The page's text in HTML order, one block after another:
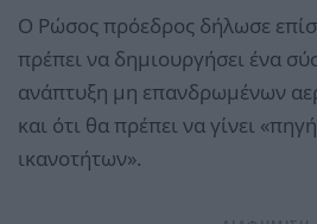
Ο Ρώσος πρόεδρος δήλωσε
πρέπει να δημιουργήσει ένα
ανάπτυξη μη επανδρωμένων
και ότι θα πρέπει να γίνει
ικανοτήτων».